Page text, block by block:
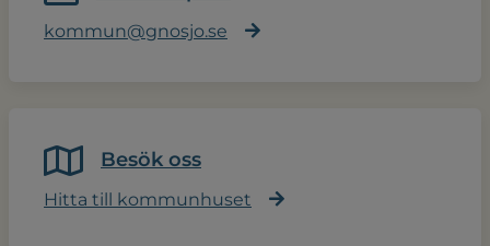
kommun@gnosjo.se
Besök oss
Hitta till kommunhuset